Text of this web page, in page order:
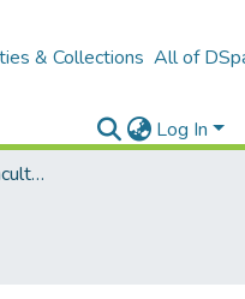
& Collections All of
Log In
B4 – LU fakultātes / Faculties of the UL